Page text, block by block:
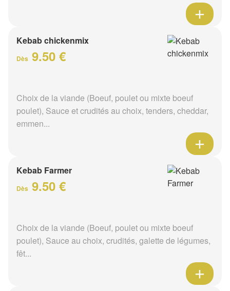
Kebab chickenmix
Dès 9.50 €
Choix de la viande (Boeuf, poulet ou mixte boeuf
poulet), Sauce et crudités au choix, tenders, cheddar,
emmen...
Kebab Farmer
Dès 9.50 €
Choix de la viande (Boeuf, poulet ou mixte boeuf
poulet), Sauce au choix, crudités, galette de légumes,
fêt...